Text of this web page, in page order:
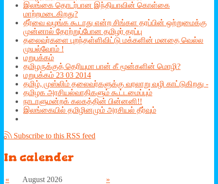
இலங்கை தொடர்பான இந்தியாவின் கொள்கை
மாற்றமடைகிறது?
தீர்வை வழங்க கூடாது என்ற சிங்கள தரப்பின் ஒற்றுமைக்கு
முன்னால் தோற்றுப்போன தமிழர் தரப்பு
தலைவர்களை புறந்தள்ளிவிட்டு மக்களின் மனதை வெல்ல
முயல்வோம் !
மறுபக்கம்
தமிழருக்குத் தெரியுமா பான் கீ மூன்களின் மொழி?
மறுபக்கம் 23 03 2014
தமிழ், முஸ்லிம் தலைவர்களுக்கு வரலாறு வழி காட்டுகிறது -
தமிழக அரசியல்வாதிகளும் கூட்டமைப்பும்
நாடாளுமன்றக் கலகத்தின் பின்னனி!!
இலங்கையில் தமிழினமும் அரசியல் தீர்வும்
Subscribe to this RSS feed
In calender
« August 2026
»